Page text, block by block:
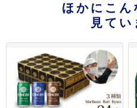
ほかにこん
見てい